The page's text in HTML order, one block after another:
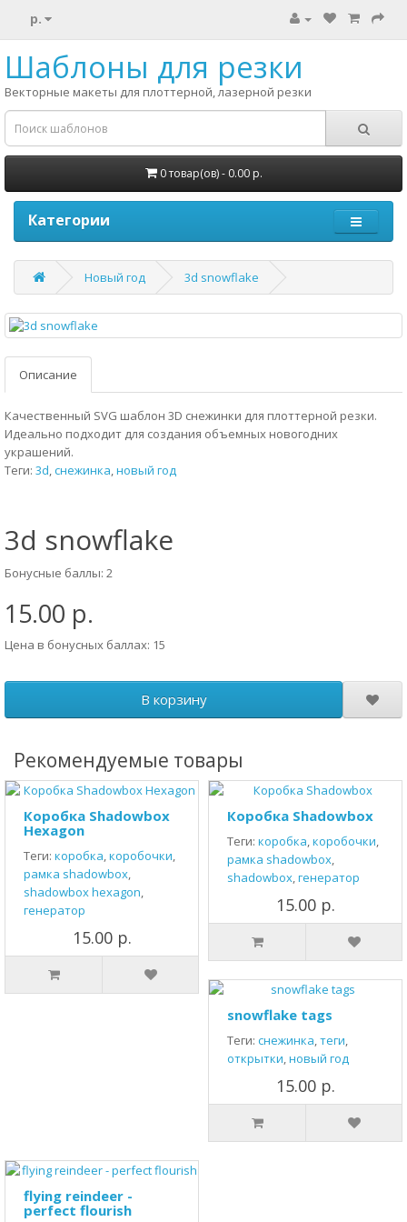
р.
Шаблоны для резки
Векторные макеты для плоттерной, лазерной резки
0 товар(ов) - 0.00 р.
Категории
Новый год 3d snowflake
Описание
Качественный SVG шаблон 3D снежинки для плоттерной резки.
Идеально подходит для создания объемных новогодних
украшений.
Теги: 3d,снежинка,новый год
3d snowflake
Бонусные баллы: 2
15.00 р.
Цена в бонусных баллах: 15
В корзину
Рекомендуемые товары
Коробка Shadowbox
Hexagon
Теги: коробка,коробочки,
рамка shadowbox,
shadowbox hexagon,
генератор
15.00 р.
Коробка Shadowbox
Теги: коробка,коробочки,
рамка shadowbox,
shadowbox,генератор
15.00 р.
snowflake tags
Теги: снежинка,теги,
открытки,новый год
15.00 р.
flying reindeer -
perfect flourish